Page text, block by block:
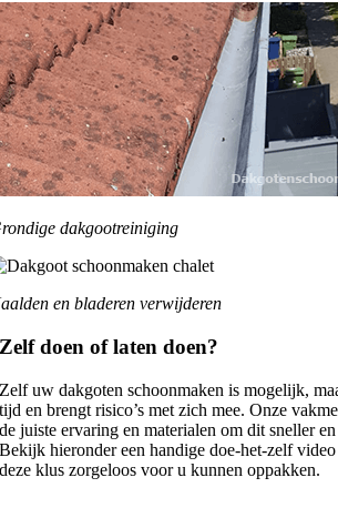
dakgootreiniging
en bladeren verwijderen
Zelf doen of laten doen?
Zelf uw dakgoten schoonmaken is mogelijk,
tijd en brengt risico’s met zich mee. Onze
de juiste ervaring en materialen om dit sneller
Bekijk hieronder een handige doe-het-zelf
deze klus zorgeloos voor u kunnen oppakken.